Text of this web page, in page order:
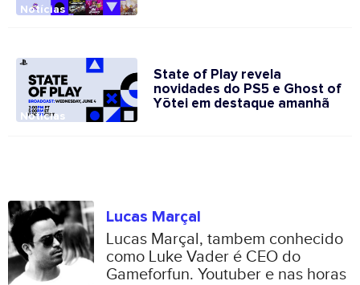
Notícias
Notícias
State of Play revela
novidades do PS5 e Ghost of
Yōtei em destaque amanhã
Lucas Marçal
Lucas Marçal, tambem conhecido
como Luke Vader é CEO do
Gameforfun. Youtuber e nas horas